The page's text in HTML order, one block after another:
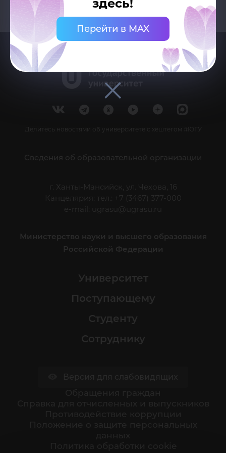
здесь!
Перейти в MAX
Делитесь новостями об университете с хештегом #ЮГУ
Сведения об образовательной организации
г. Ханты-Мансийск, ул. Чехова, 16
Канцелярия: тел.: +7 (3467) 377-000
e-mail:
ugrasu@ugrasu.ru
Министерство науки и высшего образования
Российской Федерации
Университет
Поступающему
Студенту
Сотруднику